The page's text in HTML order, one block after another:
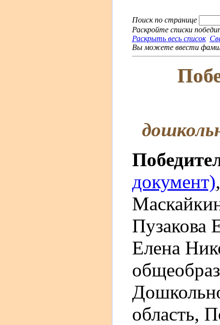
Поиск по странице
Раскройте списки
Раскрыть весь список
Вы можете ввести
документ)
Пузакова
Елена
область,